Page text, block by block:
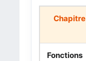
Chapitre
Fonctions